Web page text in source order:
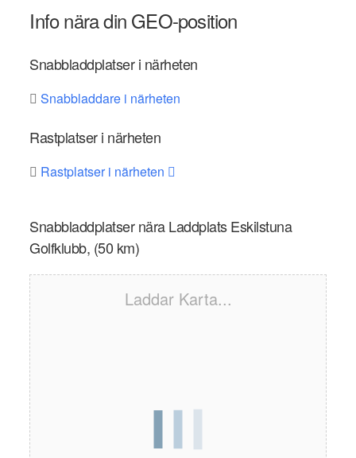
Info nära din GEO-position
Snabbladdplatser i närheten
Snabbladdare i närheten
Rastplatser i närheten
Rastplatser i närheten
Snabbladdplatser nära Laddplats Eskilstuna
Golfklubb, (50 km)
Laddar Karta...